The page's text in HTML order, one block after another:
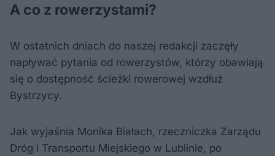
A co z rowerzystami?
W ostatnich dniach do naszej redakcji zaczęły
napływać pytania od rowerzystów, którzy obawiają
się o dostępność ścieżki rowerowej wzdłuż
Bystrzycy.
Jak wyjaśnia Monika Białach, rzeczniczka Zarządu
Dróg i Transportu Miejskiego w Lublinie, po